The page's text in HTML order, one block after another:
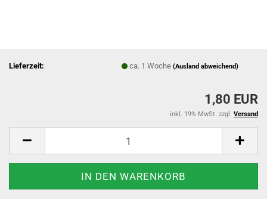
Lieferzeit: ca. 1 Woche(Ausland abweichend)
1,80 EUR
inkl. 19% MwSt. zzgl. Versand